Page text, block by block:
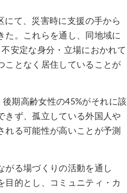
にて、災害時に支援の手から
た。これらを通し、同地域に
安定な身分・立場におかれて
ことなく居住していることが
期高齢女性の45%がそれに該
きず、孤立している外国人や
る可能性が高いことが予測
がる場づくりの活動を通し
目的とし、コミュニティ・カ